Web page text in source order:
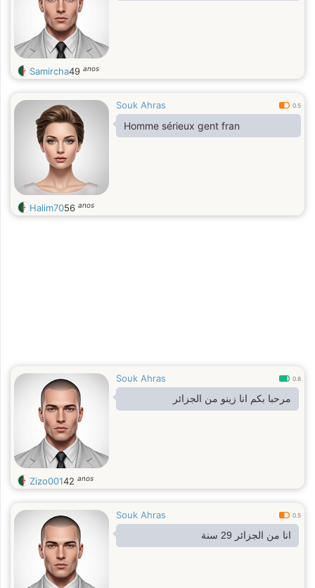
Samircha49 anos
Souk Ahras 0.5
Homme sérieux gent fran
Halim7056 anos
Souk Ahras 0.8
مرحبا بكم انا زينو من الجزائر
Zizo00142 anos
Souk Ahras 0.5
انا من الجزائر 29 سنة